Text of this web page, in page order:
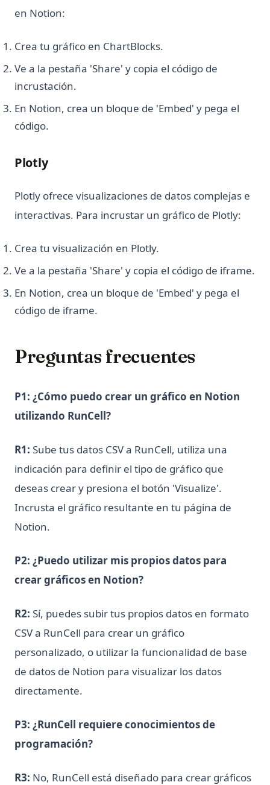
en Notion:
Crea tu gráfico en ChartBlocks.
Ve a la pestaña 'Share' y copia el código de
incrustación.
En Notion, crea un bloque de 'Embed' y pega el
código.
Plotly
Plotly ofrece visualizaciones de datos complejas e
interactivas. Para incrustar un gráfico de Plotly:
Crea tu visualización en Plotly.
Ve a la pestaña 'Share' y copia el código de iframe.
En Notion, crea un bloque de 'Embed' y pega el
código de iframe.
Preguntas frecuentes
P1: ¿Cómo puedo crear un gráfico en Notion
utilizando RunCell?
R1: Sube tus datos CSV a RunCell, utiliza una
indicación para definir el tipo de gráfico que
deseas crear y presiona el botón 'Visualize'.
Incrusta el gráfico resultante en tu página de
Notion.
P2: ¿Puedo utilizar mis propios datos para
crear gráficos en Notion?
R2: Sí, puedes subir tus propios datos en formato
CSV a RunCell para crear un gráfico
personalizado, o utilizar la funcionalidad de base
de datos de Notion para visualizar los datos
directamente.
P3: ¿RunCell requiere conocimientos de
programación?
R3: No, RunCell está diseñado para crear gráficos